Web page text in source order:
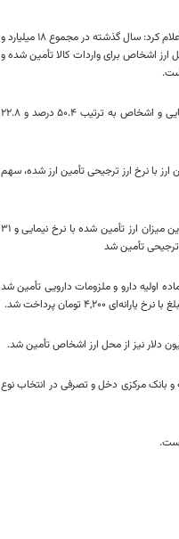
به گزارش خبرگزاری مهر، بانک مرکزی با انتشار فهرست کالاهایی که ارز مورد نیاز آنها در سال ۱۴۰۲ تأمین شده است، اعلام کرد: سال گذشته در مجموع ۱۸ میلیارد و
ارز با نرخ نیمایی و ۱۴ میلیارد و ۷۸۵ میلیون دلار ارز از محل ارز اشخاص برای واردات کالا تأمین شده و
بر اساس این گزارش، در مجموع بابت کالا و خدمات، طی سال گذشته سهم ارز ترجیحی ۲۶.۸ درصد، سهم ارز نیمایی و اشخاص به ترتیب ۵۰.۴ درصد و ۲۲.۸
دلار برای واردات کالاهای کشاورزی تأمین ارز شده که حدوداً ۸۴ درصد از این ارز با نرخ ارز ترجیحی تأمین ارز شده، سهم
همچنین ۴۴ میلیارد و ۶۴۳ میلیون دلار ارز برای پاسخگویی به نیاز بخش صنعت اختصاص یافته که ۶۷ درصد از این میزان ارز تأمین شده با نرخ نیمایی و ۳۱
تأمین شد
شیرخشک، ماده اولیه دارو و ملزومات دارویی تأمین شد
بانک مرکزی دخل و تصرفی در انتخاب نوع